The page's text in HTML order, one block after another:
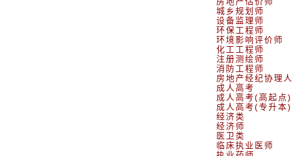
城乡规划师
设备监理师
环保工程师
环境影响评价师
化工工程师
注册测绘师
消防工程师
房地产经纪协理人
成人高考
成人高考(高起点)
成人高考(专升本)
经济类
经济师
医卫类
临床执业医师